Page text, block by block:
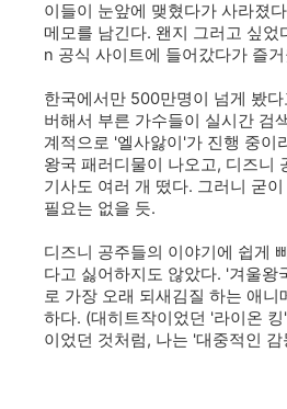
이들이 눈앞에 맺혔다가 사라졌
메모를 남긴다. 왠지 그러고 싶
n 공식 사이트에 들어갔다가 즐
한국에서만 500만명이 넘게 봤
버해서 부른 가수들이 실시간 검
계적으로 '엘사앓이'가 진행 중이
왕국 패러디물이 나오고, 디즈니
기사도 여러 개 떴다. 그러니 굳
필요는 없을 듯.
디즈니 공주들의 이야기에 쉽게
다고 싫어하지도 않았다. '겨울왕
로 가장 오래 되새김질 하는 애니
하다. (대히트작이었던 '라이온
이었던 것처럼, 나는 '대중적인